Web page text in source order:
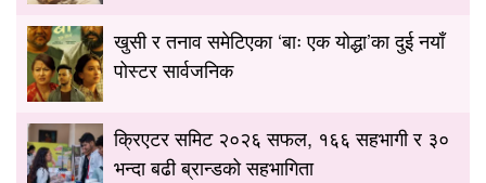
खुसी र तनाव समेटिएका ‘बाः एक योद्धा’का दुई नयाँ
पोस्टर सार्वजनिक
क्रिएटर समिट २०२६ सफल, १६६ सहभागी र ३०
भन्दा बढी ब्रान्डको सहभागिता